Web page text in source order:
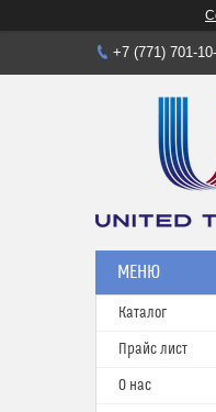
+7 (771) 701-
Каталог
Прайс лист
О нас